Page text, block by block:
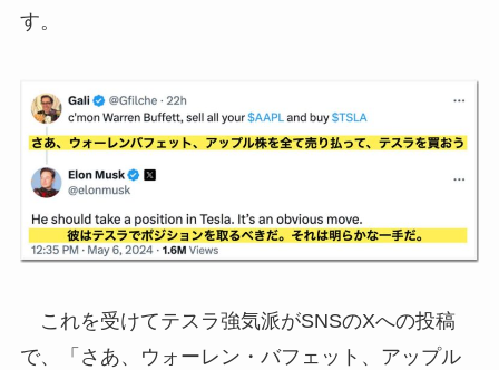
す。
これを受けてテスラ強気派がSNSのXへの投稿
で、「さあ、ウォーレン・バフェット、アップル